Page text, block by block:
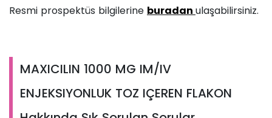
Resmi prospektüs bilgilerine buradan ulaşabilirsiniz.
MAXICILIN 1000 MG IM/IV
ENJEKSIYONLUK TOZ IÇEREN FLAKON